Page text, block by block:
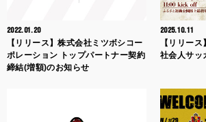
2022.01.20
【リリース】株式会社ミツボシコー
ポレーション トップパートナー契約
締結(増額)のお知らせ
2025.10.11
【リリー
社会人サッ